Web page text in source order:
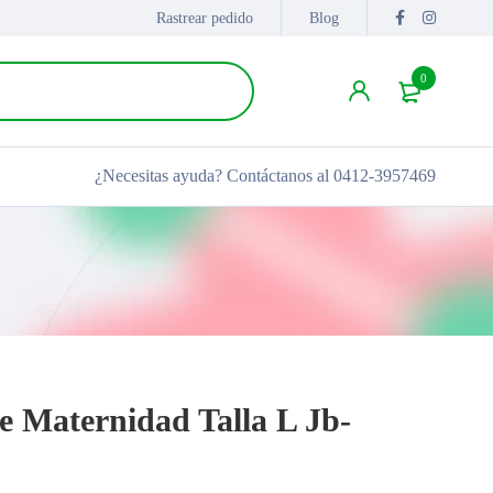
Rastrear pedido Blog
0
¿Necesitas ayuda? Contáctanos al 0412-3957469
Maternidad Talla L Jb-